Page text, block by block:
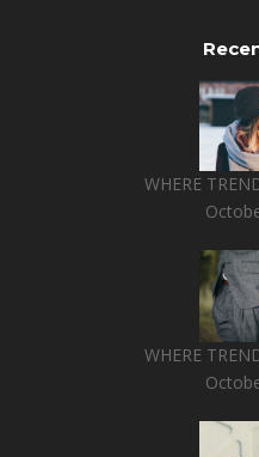
WHERE
WHERE